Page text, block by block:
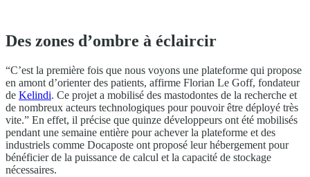
Des zones d’ombre à éclaircir
“C’est la première fois que nous voyons une plateforme qui propose
en amont d’orienter des patients, affirme Florian Le Goff, fondateur
de Kelindi. Ce projet a mobilisé des mastodontes de la recherche et
de nombreux acteurs technologiques pour pouvoir être déployé très
vite.” En effet, il précise que quinze développeurs ont été mobilisés
pendant une semaine entière pour achever la plateforme et des
industriels comme Docaposte ont proposé leur hébergement pour
bénéficier de la puissance de calcul et la capacité de stockage
nécessaires.